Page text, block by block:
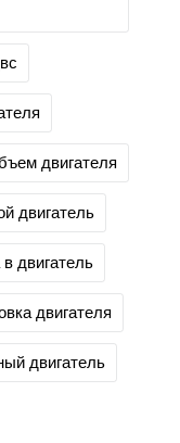
двигателя
двигатель
двигатель
двигателя
двигатель